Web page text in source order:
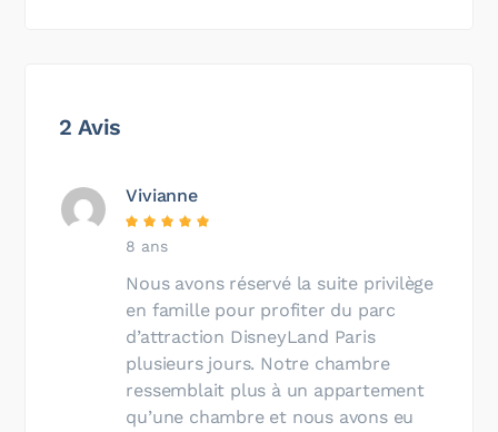
2 Avis
Vivianne
8 ans
Nous avons réservé la suite privilège
en famille pour profiter du parc
d’attraction DisneyLand Paris
plusieurs jours. Notre chambre
ressemblait plus à un appartement
qu’une chambre et nous avons eu